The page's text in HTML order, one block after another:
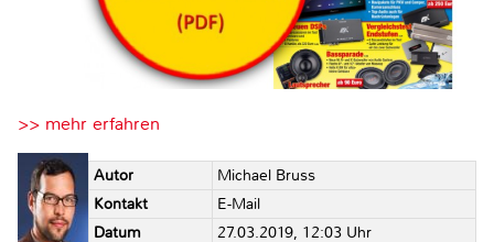
>> mehr erfahren
Autor
Michael Bruss
Kontakt
E-Mail
Datum
27.03.2019, 12:03 Uhr